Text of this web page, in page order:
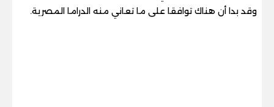
وقد بدا أن هناك توافقا على ما تعاني منه الدراما المصرية.